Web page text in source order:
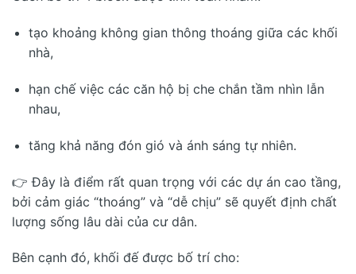
tạo khoảng không gian thông thoáng giữa các khối
nhà,
hạn chế việc các căn hộ bị che chắn tầm nhìn lẫn
nhau,
tăng khả năng đón gió và ánh sáng tự nhiên.
👉 Đây là điểm rất quan trọng với các dự án cao tầng,
bởi cảm giác “thoáng” và “dễ chịu” sẽ quyết định chất
lượng sống lâu dài của cư dân.
Bên cạnh đó, khối đế được bố trí cho: